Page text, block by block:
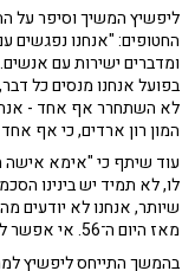
ליפשיץ המשיך וסיפר
החטופים: "אנחנו נפגשים
ומדברים ישירות עם
בפועל אנחנו מנסים כל
לא השתחרר אף אחד -
המון רון ארדים, כי אף
עוד שיתף כי "אימא
לו, לא תמיד יש בינינו
שיותר, אנחנו לא יודעים
מאז היום ה־56. אי אפשר לדעת מה עוזר, מה לא עוזר".